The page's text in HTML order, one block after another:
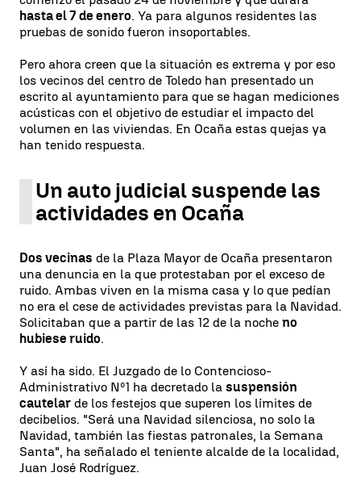
hasta el 7 de enero. Ya para algunos residentes las
pruebas de sonido fueron insoportables.
Pero ahora creen que la situación es extrema y por eso
los vecinos del centro de Toledo han presentado un
escrito al ayuntamiento para que se hagan mediciones
acústicas con el objetivo de estudiar el impacto del
volumen en las viviendas. En Ocaña estas quejas ya
han tenido respuesta.
Un auto judicial suspende las
actividades en Ocaña
Dos vecinas de la Plaza Mayor de Ocaña presentaron
una denuncia en la que protestaban por el exceso de
ruido. Ambas viven en la misma casa y lo que pedían
no era el cese de actividades previstas para la Navidad.
Solicitaban que a partir de las 12 de la noche no
hubiese ruido.
Y así ha sido. El Juzgado de lo Contencioso-
Administrativo Nº1 ha decretado la suspensión
cautelar de los festejos que superen los límites de
decibelios. "Será una Navidad silenciosa, no solo la
Navidad, también las fiestas patronales, la Semana
Santa", ha señalado el teniente alcalde de la localidad,
Juan José Rodríguez.